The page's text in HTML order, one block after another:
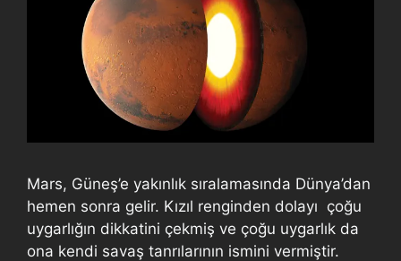
Mars, Güneş’e yakınlık sıralamasında Dünya’dan
hemen sonra gelir. Kızıl renginden dolayı çoğu
uygarlığın dikkatini çekmiş ve çoğu uygarlık da
ona kendi savaş tanrılarının ismini vermiştir.